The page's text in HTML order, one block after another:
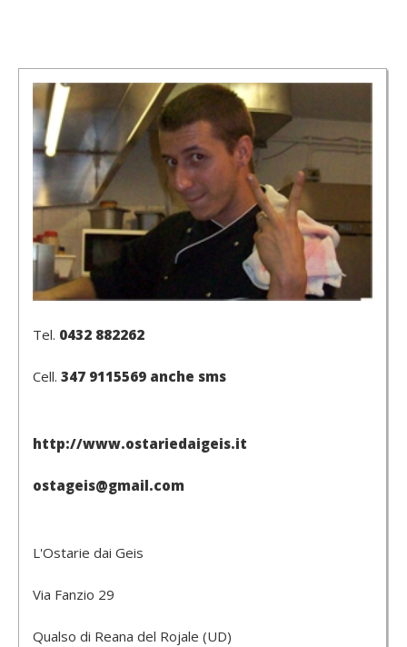
Tel. 0432 882262
Cell. 347 9115569 anche sms
http://www.ostariedaigeis.it
ostageis@gmail.com
L'Ostarie dai Geis
Via Fanzio 29
Qualso di Reana del Rojale (UD)